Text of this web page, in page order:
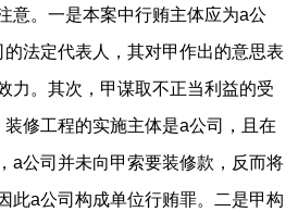
。一是本案中行贿主体应为a公
法定代表人，其对甲作出的意思表
力。其次，甲谋取不正当利益的受
修工程的实施主体是a公司，且在
a公司并未向甲索要装修款，反而将
此a公司构成单位行贿罪。二是甲构